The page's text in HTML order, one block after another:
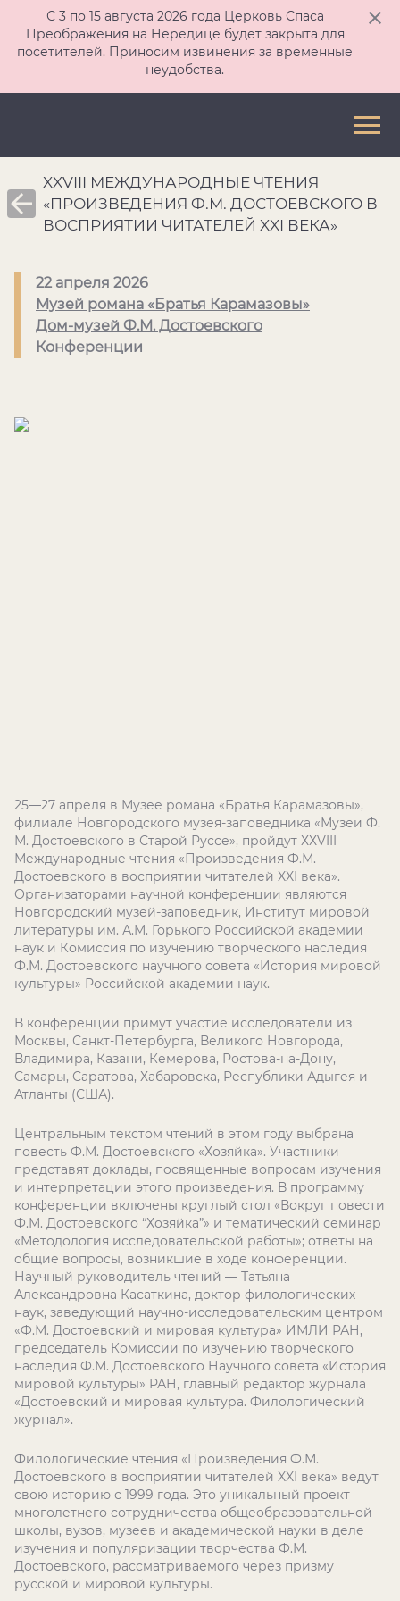
С 3 по 15 августа 2026 года Церковь Спаса
Преображения на Нередице будет закрыта для
посетителей. Приносим извинения за временные
неудобства.
XXVIII МЕЖДУНАРОДНЫЕ ЧТЕНИЯ
«ПРОИЗВЕДЕНИЯ Ф.М. ДОСТОЕВСКОГО В
ВОСПРИЯТИИ ЧИТАТЕЛЕЙ XXI ВЕКА»
22 апреля 2026
Музей романа «Братья Карамазовы»
Дом-музей Ф.М. Достоевского
Конференции
25—27 апреля в Музее романа «Братья Карамазовы»,
филиале Новгородского музея-заповедника «Музеи Ф.
М. Достоевского в Старой Руссе», пройдут ХХVIII
Международные чтения «Произведения Ф.М.
Достоевского в восприятии читателей XXI века».
Организаторами научной конференции являются
Новгородский музей-заповедник, Институт мировой
литературы им. А.М. Горького Российской академии
наук и Комиссия по изучению творческого наследия
Ф.М. Достоевского научного совета «История мировой
культуры» Российской академии наук.
В конференции примут участие исследователи из
Москвы, Санкт-Петербурга, Великого Новгорода,
Владимира, Казани, Кемерова, Ростова-на-Дону,
Самары, Саратова, Хабаровска, Республики Адыгея и
Атланты (США).
Центральным текстом чтений в этом году выбрана
повесть Ф.М. Достоевского «Хозяйка». Участники
представят доклады, посвященные вопросам изучения
и интерпретации этого произведения. В программу
конференции включены круглый стол «Вокруг повести
Ф.М. Достоевского “Хозяйка”» и тематический семинар
«Методология исследовательской работы»; ответы на
общие вопросы, возникшие в ходе конференции.
Научный руководитель чтений — Татьяна
Александровна Касаткина, доктор филологических
наук, заведующий научно-исследовательским центром
«Ф.М. Достоевский и мировая культура» ИМЛИ РАН,
председатель Комиссии по изучению творческого
наследия Ф.М. Достоевского Научного совета «История
мировой культуры» РАН, главный редактор журнала
«Достоевский и мировая культура. Филологический
журнал».
Филологические чтения «Произведения Ф.М.
Достоевского в восприятии читателей XXI века» ведут
свою историю с 1999 года. Это уникальный проект
многолетнего сотрудничества общеобразовательной
школы, вузов, музеев и академической науки в деле
изучения и популяризации творчества Ф.М.
Достоевского, рассматриваемого через призму
русской и мировой культуры.